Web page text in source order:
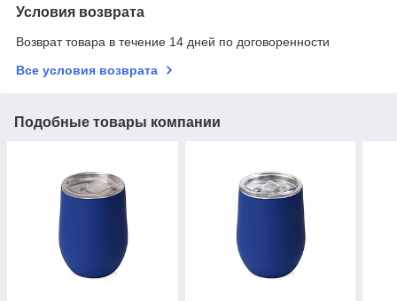
Условия возврата
Возврат товара в течение 14 дней по договоренности
Все условия возврата
Подобные товары компании